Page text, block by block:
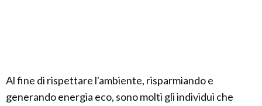
Al fine di rispettare l'ambiente, risparmiando e
generando energia eco, sono molti gli individui che